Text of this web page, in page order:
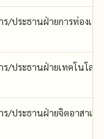
ร/ประธานฝ่ายการท่องเที่
ร/ประธานฝ่ายเทคโนโลยี
ร/ประธานฝ่ายจิตอาสาแ